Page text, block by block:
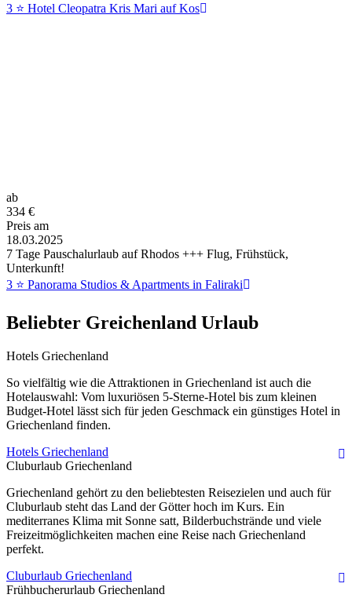
3 ⭐ Hotel Cleopatra Kris Mari auf Kos
ab
334 €
Preis am
18.03.2025
7 Tage Pauschalurlaub auf Rhodos +++ Flug, Frühstück,
Unterkunft!
3 ⭐ Panorama Studios & Apartments in Faliraki
Beliebter Greichenland Urlaub
Hotels Griechenland
So vielfältig wie die Attraktionen in Griechenland ist auch die
Hotelauswahl: Vom luxuriösen 5-Sterne-Hotel bis zum kleinen
Budget-Hotel lässt sich für jeden Geschmack ein günstiges Hotel in
Griechenland finden.
Hotels Griechenland
Cluburlaub Griechenland
Griechenland gehört zu den beliebtesten Reisezielen und auch für
Cluburlaub steht das Land der Götter hoch im Kurs. Ein
mediterranes Klima mit Sonne satt, Bilderbuchstrände und viele
Freizeitmöglichkeiten machen eine Reise nach Griechenland
perfekt.
Cluburlaub Griechenland
Frühbucherurlaub Griechenland